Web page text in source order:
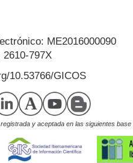
ME2016000090
2610-797X
10.53766/GICOS
y aceptada en las siguientes